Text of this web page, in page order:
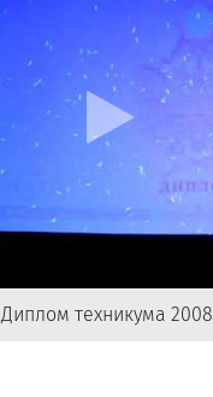
Диплом техникума 2008